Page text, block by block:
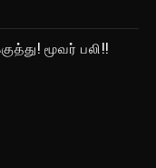
மூவர் பலி!!